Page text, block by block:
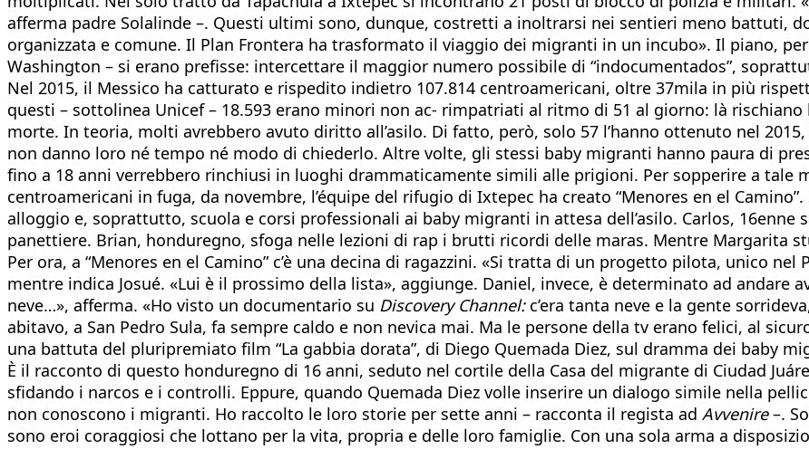
afferma padre Solalinde –. Questi ultimi sono, dunque, costretti a inoltrarsi nei sentieri meno battuti,
organizzata e comune. Il Plan Frontera ha trasformato il viaggio dei migranti in un incubo». Il piano,
Washington – si erano prefisse: intercettare il maggior numero possibile di “indocumentados”,
Nel 2015, il Messico ha catturato e rispedito indietro 107.814 centroamericani, oltre 37mila in più
questi – sottolinea Unicef – 18.593 erano minori non ac- rimpatriati al ritmo di 51 al giorno: là
morte. In teoria, molti avrebbero avuto diritto all’asilo. Di fatto, però, solo 57 l’hanno ottenuto nel
non danno loro né tempo né modo di chiederlo. Altre volte, gli stessi baby migranti hanno paura di
fino a 18 anni verrebbero rinchiusi in luoghi drammaticamente simili alle prigioni. Per sopperire a tale
centroamericani in fuga, da novembre, l’équipe del rifugio di Ixtepec ha creato “Menores en el
alloggio e, soprattutto, scuola e corsi professionali ai baby migranti in attesa dell’asilo. Carlos, 16enne
panettiere. Brian, honduregno, sfoga nelle lezioni di rap i brutti ricordi delle maras. Mentre Margarita
Per ora, a “Menores en el Camino” c’è una decina di ragazzini. «Si tratta di un progetto pilota, unico
mentre indica Josué. «Lui è il prossimo della lista», aggiunge. Daniel, invece, è determinato ad andare
neve…», afferma. «Ho visto un documentario su Discovery Channel:c’era tanta neve e la gente
abitavo, a San Pedro Sula, fa sempre caldo e non nevica mai. Ma le persone della tv erano felici, al
una battuta del pluripremiato film “La gabbia dorata”, di Diego Quemada Diez, sul dramma dei baby
È il racconto di questo honduregno di 16 anni, seduto nel cortile della Casa del migrante di Ciudad
sfidando i narcos e i controlli. Eppure, quando Quemada Diez volle inserire un dialogo simile nella
non conoscono i migranti. Ho raccolto le loro storie per sette anni – racconta il regista ad Avvenire–.
sono eroi coraggiosi che lottano per la vita, propria e delle loro famiglie. Con una sola arma a